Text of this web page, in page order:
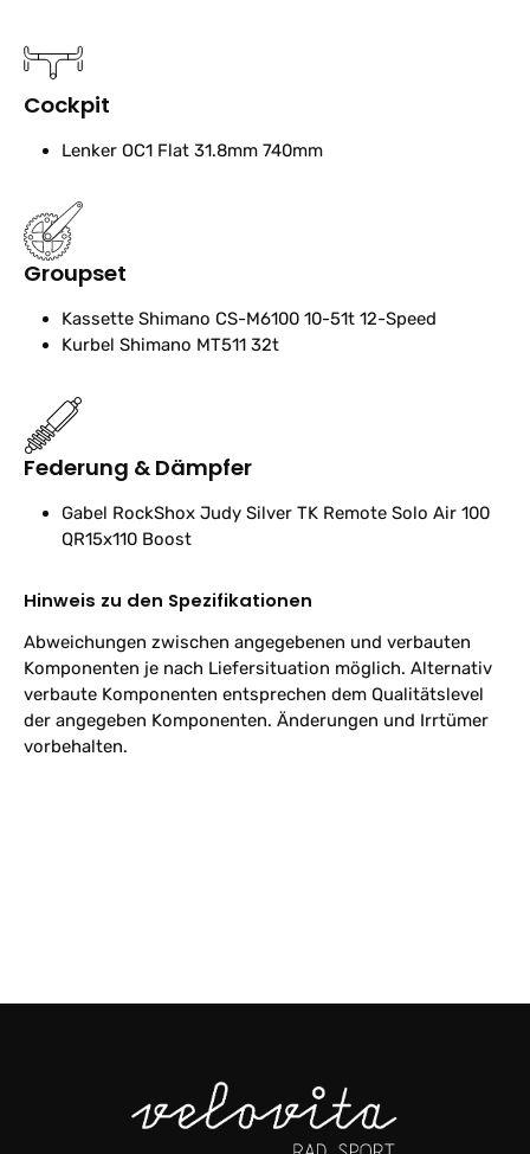
Cockpit
Lenker OC1 Flat 31.8mm 740mm
Groupset
Kassette Shimano CS-M6100 10-51t 12-Speed
Kurbel Shimano MT511 32t
Federung & Dämpfer
Gabel RockShox Judy Silver TK Remote Solo Air 100
QR15x110 Boost
Hinweis zu den Spezifikationen
Abweichungen zwischen angegebenen und verbauten
Komponenten je nach Liefersituation möglich. Alternativ
verbaute Komponenten entsprechen dem Qualitätslevel
der angegeben Komponenten. Änderungen und Irrtümer
vorbehalten.